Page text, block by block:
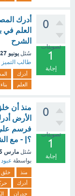
0
تصويتات
1
إجابة
أدرك
العلم في
الشرح
سُئل يونيو 27
طالب التميز
أدرك
العلم
بناء
0
تصويتات
1
إجابة
منذ أن
الأرض
فرسم
؟| - مع
سُئل مارس 15
بواسطة عبود
منذ خلق
أدرك
جدران